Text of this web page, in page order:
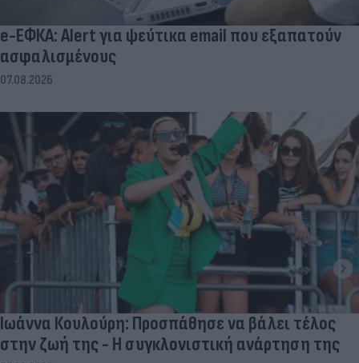
e-ΕΦΚΑ: Alert για ψεύτικα email που εξαπατούν
ασφαλισμένους
07.08.2026
Ιωάννα Κουλούρη: Προσπάθησε να βάλει τέλος
στην ζωή της - Η συγκλονιστική ανάρτηση της